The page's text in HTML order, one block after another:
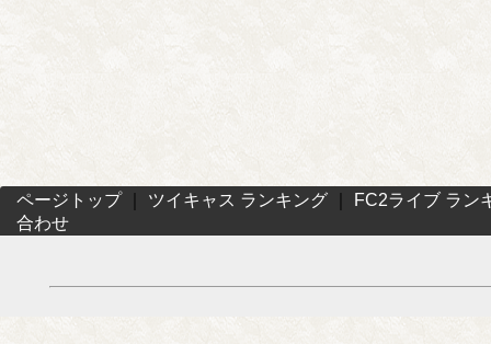
ページトップ｜ ツイキャス ランキング
FC2ライブ ラン
合わせ